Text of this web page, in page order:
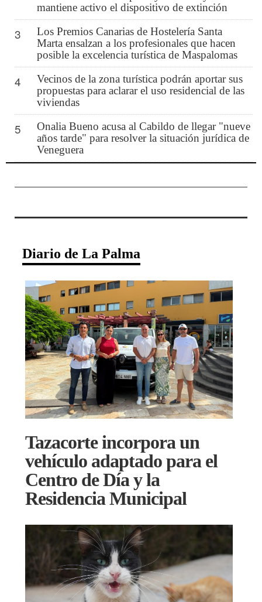
mantiene activo el dispositivo de extinción
3
Los Premios Canarias de Hostelería Santa
Marta ensalzan a los profesionales que hacen
posible la excelencia turística de Maspalomas
4
Vecinos de la zona turística podrán aportar sus
propuestas para aclarar el uso residencial de las
viviendas
5
Onalia Bueno acusa al Cabildo de llegar "nueve
años tarde" para resolver la situación jurídica de
Veneguera
Diario de La Palma
Tazacorte incorpora un
vehículo adaptado para el
Centro de Día y la
Residencia Municipal